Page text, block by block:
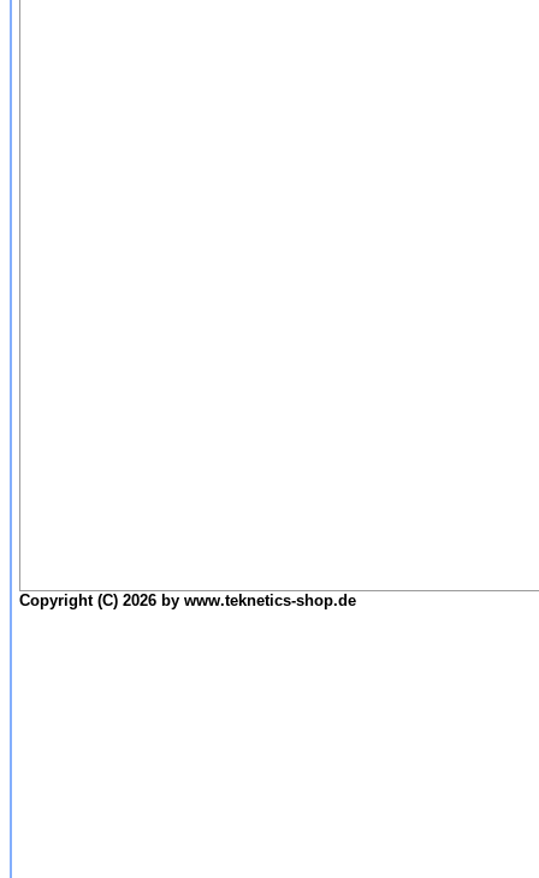
Copyright (C) 2026 by www.teknetics-shop.de